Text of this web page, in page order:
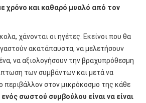
χρόνο και καθαρό μυαλό από τον
χάνονται οι ηγέτες. Εκείνοι που θα
ακατάπαυστα, να μελετήσουν
να αξιολογήσουν την βραχυπρόθεσμη
των συμβάντων και μετά να
περιβάλλον στον μικρόκοσμο της κάθε
σωστού συμβούλου είναι να είναι